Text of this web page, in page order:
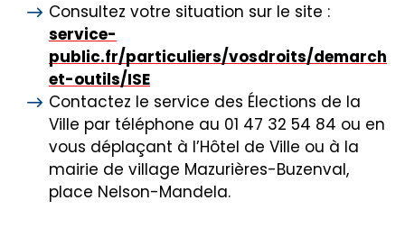
Consultez votre situation sur le site :
service-
public.fr/particuliers/vosdroits/
et-outils/ISE
Contactez le service des Élections de la
Ville par téléphone au 01 47 32 54 84 ou en
vous déplaçant à l’Hôtel de Ville ou à la
mairie de village Mazurières-Buzenval,
place Nelson-Mandela.